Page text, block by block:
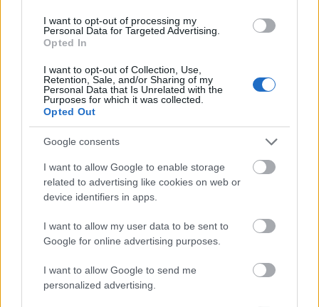
I want to opt-out of processing my
Personal Data for Targeted Advertising.
Opted In
I want to opt-out of Collection, Use,
Retention, Sale, and/or Sharing of my
Personal Data that Is Unrelated with the
Purposes for which it was collected.
Opted Out
Google consents
I want to allow Google to enable storage
related to advertising like cookies on web or
device identifiers in apps.
I want to allow my user data to be sent to
Google for online advertising purposes.
I want to allow Google to send me
personalized advertising.
2012 résztvevői és a magyar filmek rajongói számára. A
válogatás közel 40 évet ölel fel a magyar filmművészetből,
ismert rendezők kevésbé ismert alkotásait vetítjük eredeti
kópiáról angol felirattal. Filmek tiltott szerelemről, politikai
elnyomásról, nyugtalan ifjúságról, reménytelen házasságról
és az állandó lázadásról.
tovább
A magyar film mestere 86 éves
2011. 12. 23.|Kultúrpart